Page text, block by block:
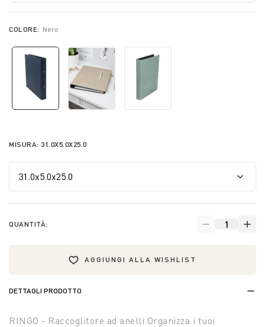
COLORE: Nero
MISURA: 31.0X5.0X25.0
QUANTITÀ:
AGGIUNGI ALLA WISHLIST
DETTAGLI PRODOTTO
RINGO - Raccoglitore ad anelli Organizza i tuoi